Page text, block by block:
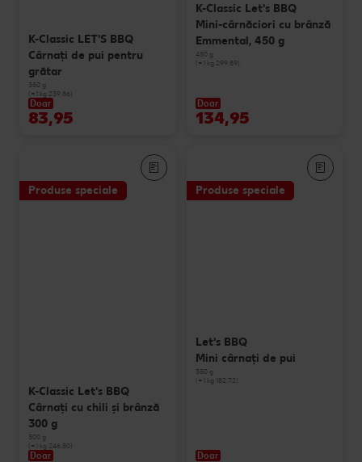
K-Classic LET'S BBQ
Cârnaţi de pui pentru
grătar
350 g
(=1 kg 239.86)
Doar
83,95
K-Classic Let's BBQ
Mini-cârnăciori cu brânză
Emmental, 450 g
450 g
(=1 kg 299.89)
Doar
134,95
Produse speciale
K-Classic Let's BBQ
Cârnați cu chili și brânză
300 g
300 g
(=1 kg 246.50)
Doar
Produse speciale
Let's BBQ
Mini cârnaţi de pui
350 g
(=1 kg 182.72)
Doar